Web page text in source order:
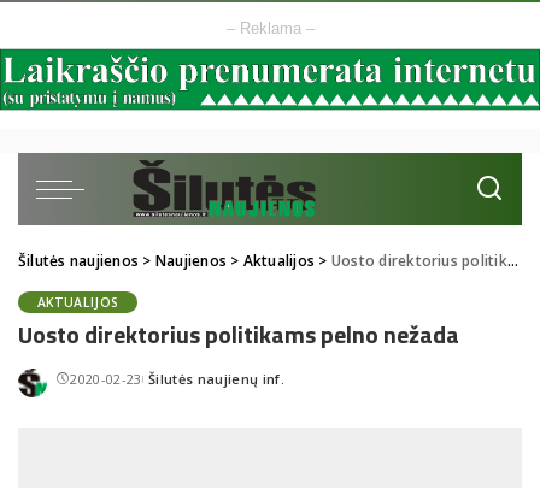
– Reklama –
Šilutės naujienos > Naujienos > Aktualijos > Uosto direktorius politikams pelno nežada
AKTUALIJOS
Uosto direktorius politikams pelno nežada
2020-02-23Posted
Šilutės naujienų inf.